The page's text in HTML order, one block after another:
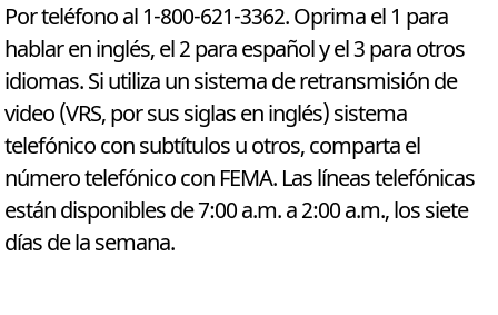
Por teléfono al 1-800-621-3362. Oprima el 1 para
hablar en inglés, el 2 para español y el 3 para otros
idiomas. Si utiliza un sistema de retransmisión de
video (VRS, por sus siglas en inglés) sistema
telefónico con subtítulos u otros, comparta el
número telefónico con FEMA. Las líneas telefónicas
están disponibles de 7:00 a.m. a 2:00 a.m., los siete
días de la semana.